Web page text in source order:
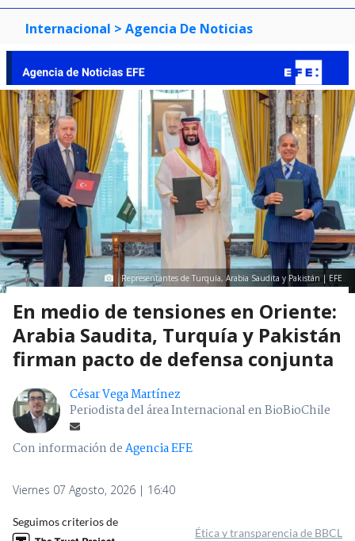
Internacional > Agencia De Noticias
Representantes de Turquía, Arabia Saudita y Pakistán | EFE
En medio de tensiones en Oriente:
Arabia Saudita, Turquía y Pakistán
firman pacto de defensa conjunta
César Vega Martínez
Periodista del área Internacional en BioBioChile
Con información deAgencia EFE
Viernes 07 Agosto, 2026 | 16:40
Seguimos criterios de
Ética y transparencia de BBCL